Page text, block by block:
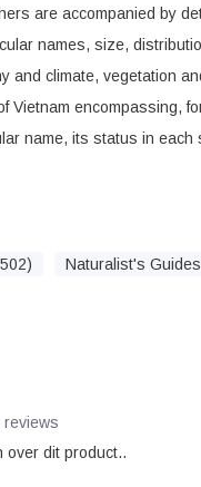
are accompanied by
names, size,
and climate, vegetation
Vietnam encompassing,
name, its status in
Naturalist's
reviews
over dit product..